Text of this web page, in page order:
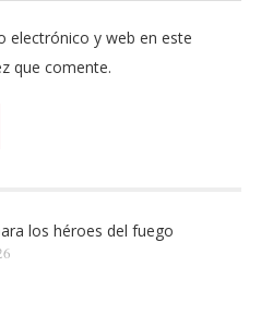
electrónico y web en este
que comente.
los héroes del fuego